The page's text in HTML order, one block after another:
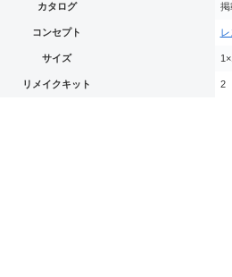
カタログ 掲
コンセプト
サイズ
リメイクキット 2